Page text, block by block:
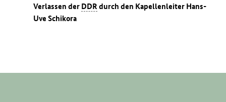
Verlassen der DDRdurch den Kapellenleiter Hans-
Uve Schikora